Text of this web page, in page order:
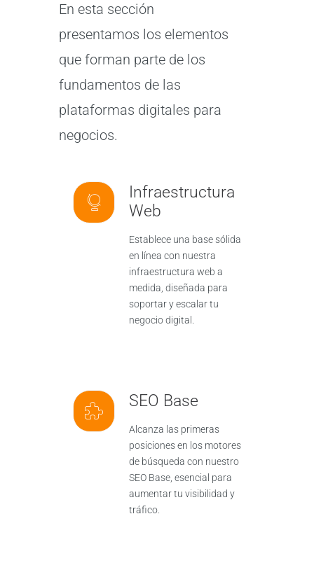
En esta sección
presentamos los elementos
que forman parte de los
fundamentos de las
plataformas digitales para
negocios.
Infraestructura
Web
Establece una base sólida
en línea con nuestra
infraestructura web a
medida, diseñada para
soportar y escalar tu
negocio digital.
SEO Base
Alcanza las primeras
posiciones en los motores
de búsqueda con nuestro
SEO Base, esencial para
aumentar tu visibilidad y
tráfico.